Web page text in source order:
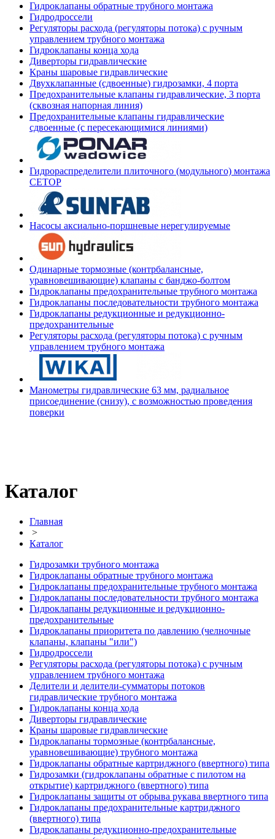
Гидроклапаны обратные трубного монтажа
Гидродроссели
Регуляторы расхода (регуляторы потока) с ручным
управлением трубного монтажа
Гидроклапаны конца хода
Диверторы гидравлические
Краны шаровые гидравлические
Двухклапанные (сдвоенные) гидрозамки, 4 порта
Предохранительные клапаны гидравлические, 3 порта
(сквозная напорная линия)
Предохранительные клапаны гидравлические
сдвоенные (с пересекающимися линиями)
Гидрораспределители плиточного (модульного) монтажа
СЕТОР
Насосы аксиально-поршневые нерегулируемые
Одинарные тормозные (контрбалансные,
уравновешивающие) клапаны с банджо-болтом
Гидроклапаны предохранительные трубного монтажа
Гидроклапаны последовательности трубного монтажа
Гидроклапаны редукционные и редукционно-
предохранительные
Регуляторы расхода (регуляторы потока) с ручным
управлением трубного монтажа
Манометры гидравлические 63 мм, радиальное
присоединение (снизу), с возможностью проведения
поверки
Каталог
Главная
>
Каталог
Гидрозамки трубного монтажа
Гидроклапаны обратные трубного монтажа
Гидроклапаны предохранительные трубного монтажа
Гидроклапаны последовательности трубного монтажа
Гидроклапаны редукционные и редукционно-
предохранительные
Гидроклапаны приоритета по давлению (челночные
клапаны, клапаны "или")
Гидродроссели
Регуляторы расхода (регуляторы потока) с ручным
управлением трубного монтажа
Делители и делители-сумматоры потоков
гидравлические трубного монтажа
Гидроклапаны конца хода
Диверторы гидравлические
Краны шаровые гидравлические
Гидроклапаны тормозные (контрбалансные,
уравновешивающие) трубного монтажа
Гидроклапаны обратные картриджного (ввертного) типа
Гидрозамки (гидроклапаны обратные с пилотом на
открытие) картриджного (ввертного) типа
Гидроклапаны защиты от обрыва рукава ввертного типа
Гидроклапаны предохранительные картриджного
(ввертного) типа
Гидроклапаны редукционно-предохранительные